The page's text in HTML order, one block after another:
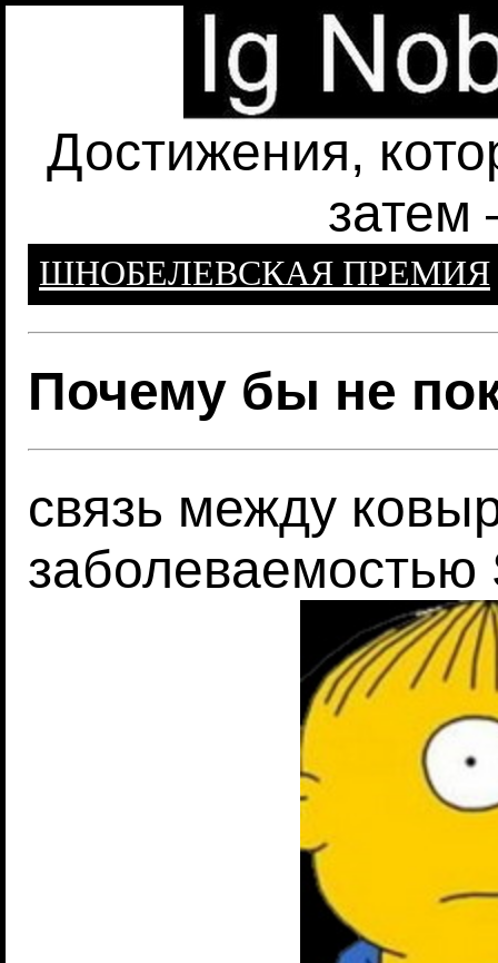
Достижения,
затем
ШНОБЕЛЕВСКАЯ ПРЕМИЯ
Почему бы не
связь между
заболеваемостью